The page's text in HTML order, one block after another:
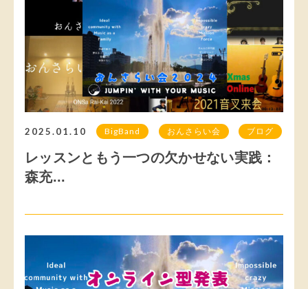
2025.01.10 BigBand おんさらい会 ブログ
レッスンともう一つの欠かせない実践：
森充...